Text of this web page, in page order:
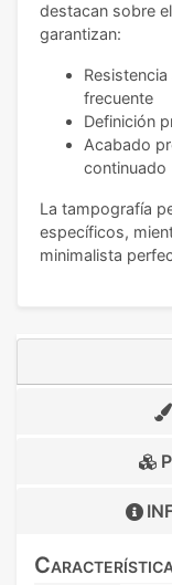
destacan sobre
garantizan:
frecuente
Definición
Acabado
continuado
La tampografía
específicos,
minimalista